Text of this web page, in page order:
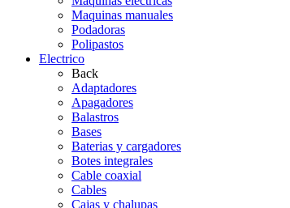
Maquinas manuales
Podadoras
Polipastos
Electrico
Back
Adaptadores
Apagadores
Balastros
Bases
Baterias y cargadores
Botes integrales
Cable coaxial
Cables
Cajas y chalupas